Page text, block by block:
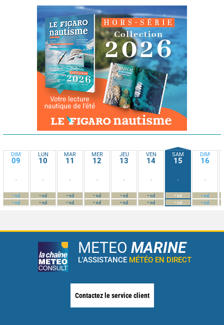
DIM
09
-
-nd
-nd
LUN
10
-
-nd
-nd
MAR
11
-
-nd
-nd
MER
12
-
-nd
-nd
JEU
13
-
-nd
-nd
VEN
14
-
-nd
-nd
SAM
15
-
-nd
-nd
DIM
16
-
-nd
-nd
METEO MARINE
L'ASSISTANCE MÉTÉO EN DIRECT
Contactez le service client